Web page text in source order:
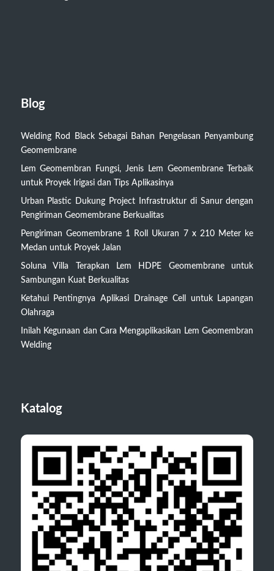
Blog
Welding Rod Black Sebagai Bahan Pengelasan Penyambung
Geomembrane
Lem Geomembran Fungsi, Jenis Lem Geomembrane Terbaik
untuk Proyek Irigasi dan Tips Aplikasinya
Urban Plastic Dukung Project Infrastruktur di Sanur dengan
Pengiriman Geomembrane Berkualitas
Pengiriman Geomembrane 1 Roll Ukuran 7 x 210 Meter ke
Medan untuk Proyek Jalan
Soluna Villa Terapkan Lem HDPE Geomembrane untuk
Sambungan Kuat Berkualitas
Ketahui Pentingnya Aplikasi Drainage Cell untuk Lapangan
Olahraga
Inilah Kegunaan dan Cara Mengaplikasikan Lem Geomembran
Welding
Katalog